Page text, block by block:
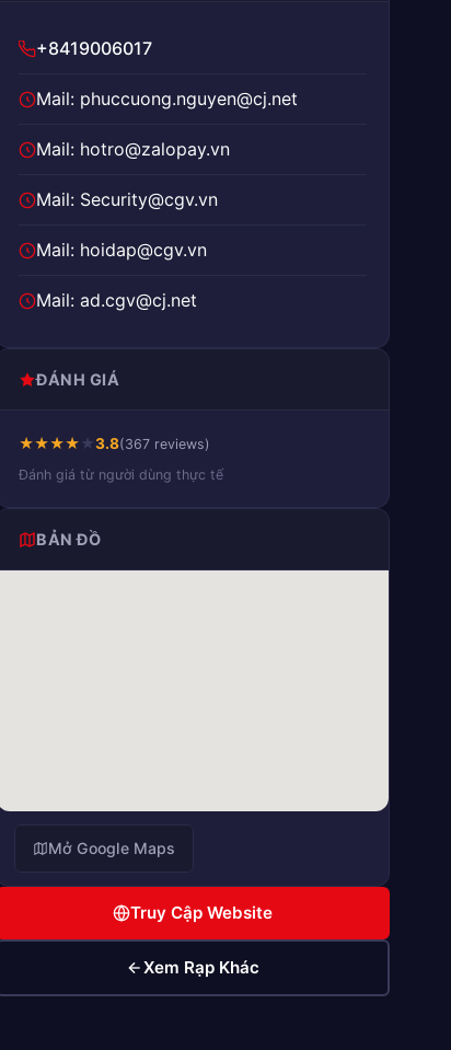
+8419006017
Mail: phuccuong.nguyen@cj.net
Mail: hotro@zalopay.vn
Mail: Security@cgv.vn
Mail: hoidap@cgv.vn
Mail: ad.cgv@cj.net
ĐÁNH GIÁ
★★★★★3.8(367 reviews)
Đánh giá từ người dùng thực tế
BẢN ĐỒ
Mở Google Maps
Truy Cập Website
Xem Rạp Khác